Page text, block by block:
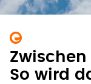
So wird